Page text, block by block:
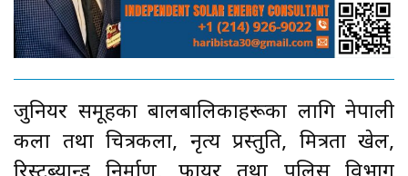
जुनियर समूहका बालबालिकाहरूका लागि नेपाली
कला तथा चित्रकला, नृत्य प्रस्तुति, मित्रता खेल,